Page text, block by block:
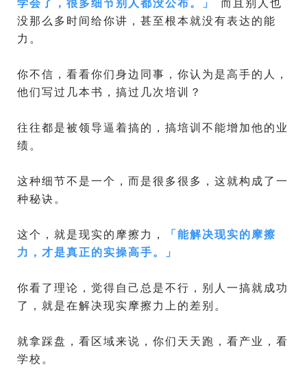
学会了，很多细节别人都没公布。
」
而且别人也
没那么多时间给你讲，甚至根本就没有表达的能
力。
你不信，看看你们身边同事，你认为是高手的人，
他们写过几本书，搞过几次培训？
往往都是被领导逼着搞的，搞培训不能增加他的业
绩。
这种细节不是一个，而是很多很多，这就构成了一
种秘诀。
这个，就是现实的摩擦力， 「能解决现实的摩擦
力，才是真正的实操高手。
」
你看了理论，觉得自己总是不行，别人一搞就成功
了，就是在解决现实摩擦力上的差别。
就拿踩盘，看区域来说，你们天天跑，看产业，看
学校。